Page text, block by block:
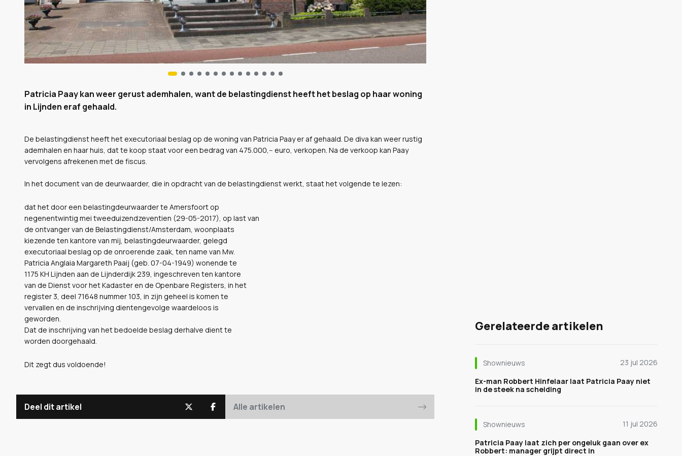
Patricia Paay kan weer gerust ademhalen, want de belastingdienst heeft het beslag op haar woning
in Lijnden eraf gehaald.
De belastingdienst heeft het executoriaal beslag op de woning van Patricia Paay er af gehaald. De diva kan weer rustig
ademhalen en haar huis, dat te koop staat voor een bedrag van 475.000,-- euro, verkopen. Na de verkoop kan Paay
vervolgens afrekenen met de fiscus.
In het document van de deurwaarder, die in opdracht van de belastingdienst werkt, staat het volgende te lezen:
dat het door een belastingdeurwaarder te Amersfoort op
negenentwintig mei tweeduizendzeventien (29-05-2017), op last van
de ontvanger van de Belastingdienst/Amsterdam, woonplaats
kiezende ten kantore van mij, belastingdeurwaarder, gelegd
executoriaal beslag op de onroerende zaak, ten name van Mw.
Patricia Anglaia Margareth Paaij (geb. 07-04-1949) wonende te
1175 KH Lijnden aan de Lijnderdijk 239, ingeschreven ten kantore
van de Dienst voor het Kadaster en de Openbare Registers, in het
register 3, deel 71648 nummer 103, in zijn geheel is komen te
vervallen en de inschrijving dientengevolge waardeloos is
geworden.
Dat de inschrijving van het bedoelde beslag derhalve dient te
worden doorgehaald.
Dit zegt dus voldoende!
Deel dit artikel Alle artikelen
Gerelateerde artikelen
Shownieuws
23 jul 2026
Ex-man Robbert Hinfelaar laat Patricia Paay niet
in de steek na scheiding
Shownieuws
11 jul 2026
Patricia Paay laat zich per ongeluk gaan over ex
Robbert: manager grijpt direct in